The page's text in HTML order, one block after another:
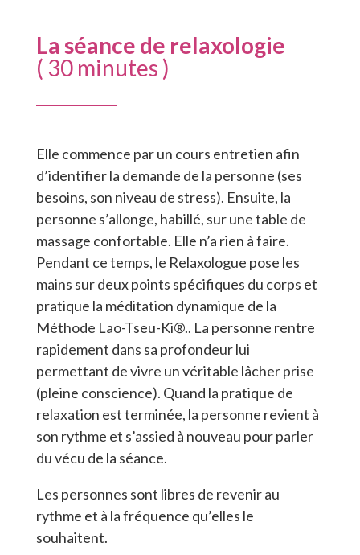
La séance de relaxologie
( 30 minutes )
Elle commence par un cours entretien afin
d’identifier la demande de la personne (ses
besoins, son niveau de stress). Ensuite, la
personne s’allonge, habillé, sur une table de
massage confortable. Elle n’a rien à faire.
Pendant ce temps, le Relaxologue pose les
mains sur deux points spécifiques du corps et
pratique la méditation dynamique de la
Méthode Lao-Tseu-Ki®.. La personne rentre
rapidement dans sa profondeur lui
permettant de vivre un véritable lâcher prise
(pleine conscience). Quand la pratique de
relaxation est terminée, la personne revient à
son rythme et s’assied à nouveau pour parler
du vécu de la séance.
Les personnes sont libres de revenir au
rythme et à la fréquence qu’elles le
souhaitent.